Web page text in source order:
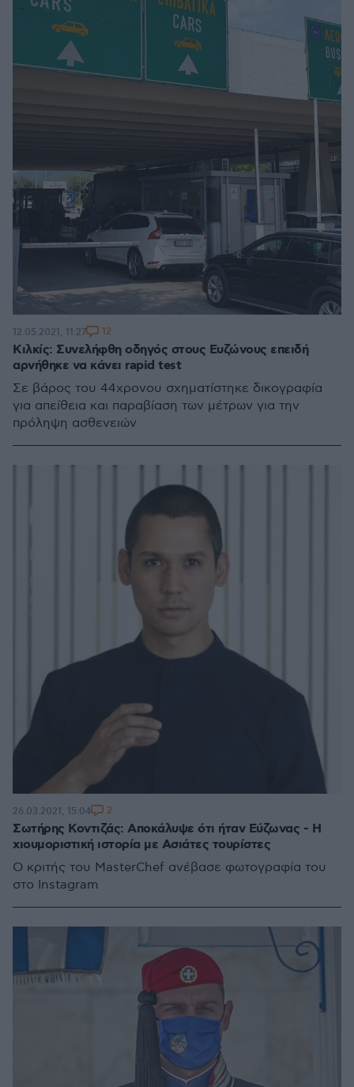
Κιλκίς: Συνελήφθη οδηγός στους Ευζώνους επειδή
αρνήθηκε να κάνει rapid test
Σε βάρος του 44χρονου σχηματίστηκε δικογραφία
για απείθεια και παραβίαση των μέτρων για την
πρόληψη ασθενειών
12.05.2021, 11:27 12
Σωτήρης Κοντιζάς: Αποκάλυψε ότι ήταν Εύζωνας - Η
χιουμοριστική ιστορία με Ασιάτες τουρίστες
Ο κριτής του MasterChef ανέβασε φωτογραφία του
στο Instagram
26.03.2021, 15:04 2